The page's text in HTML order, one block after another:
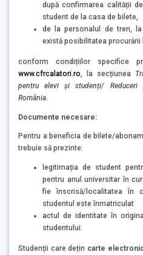
după confirmarea calității
student de la casa de bilete,
de la personalul de tren,
există posibilitatea procurării
conform condițiilor specifice
www.cfrcalatori.ro, la secțiunea
pentru elevi și studenți/ Reduceri
România.
Documente necesare:
Pentru a beneficia de bilete/
trebuie să prezinte:
legitimația de student
pentru anul universitar în
fie înscrisă/localitatea în
studentul este înmatriculat
actul de identitate în
studentului.
Studenții care dețin carte